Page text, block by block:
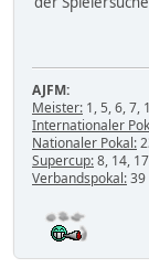
AJFM:
Meister: 1, 5, 6, 7,
Internationaler
Nationaler Pokal:
Supercup:8, 14,
Verbandspokal:39